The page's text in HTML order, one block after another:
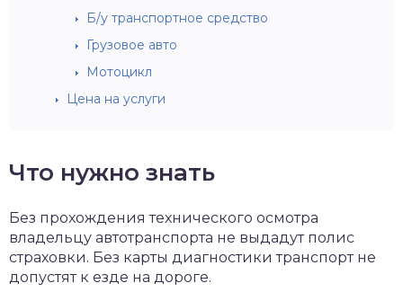
Б/у транспортное средство
Грузовое авто
Мотоцикл
Цена на услуги
Что нужно знать
Без прохождения технического осмотра
владельцу автотранспорта не выдадут полис
страховки. Без карты диагностики транспорт не
допустят к езде на дороге.